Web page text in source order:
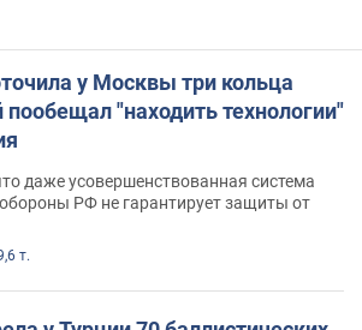
у Москвы три кольца
"находить технологии"
даже усовершенствованная система
РФ не гарантирует защиты от
т.